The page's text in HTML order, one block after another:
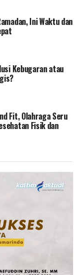
Ini Waktu dan
Kebugaran atau
Fit, Olahraga Seru
Fisik dan